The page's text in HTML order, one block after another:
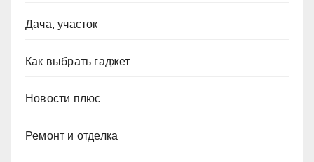
Дача, участок
Как выбрать гаджет
Новости плюс
Ремонт и отделка